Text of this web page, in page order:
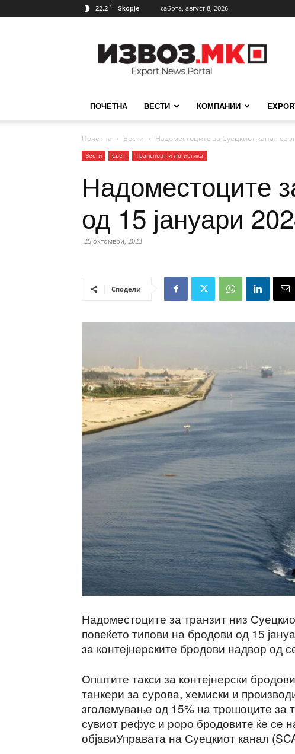
22.2 C Skopje сабота, август 8, 2026
ПОЧЕТНА ВЕСТИ КОМПАНИИ
Почетна Вести Надоместоците за Суецкиот канал се
Вести Свет Транспорт и Логистика
Надоместоците
од 15 јануари
25 октомври, 2023
Сподели
Надоместоците за транзит низ
повеќето типови на бродови од 15
за контејнерските бродови надвор од
Општите такси за контејнерски
танкери за сурова, хемиски и
зголемување од 15% на трошоците за
сувиот рефус и роро бродовите ќе се
објавиУправата на Суецкиот канал